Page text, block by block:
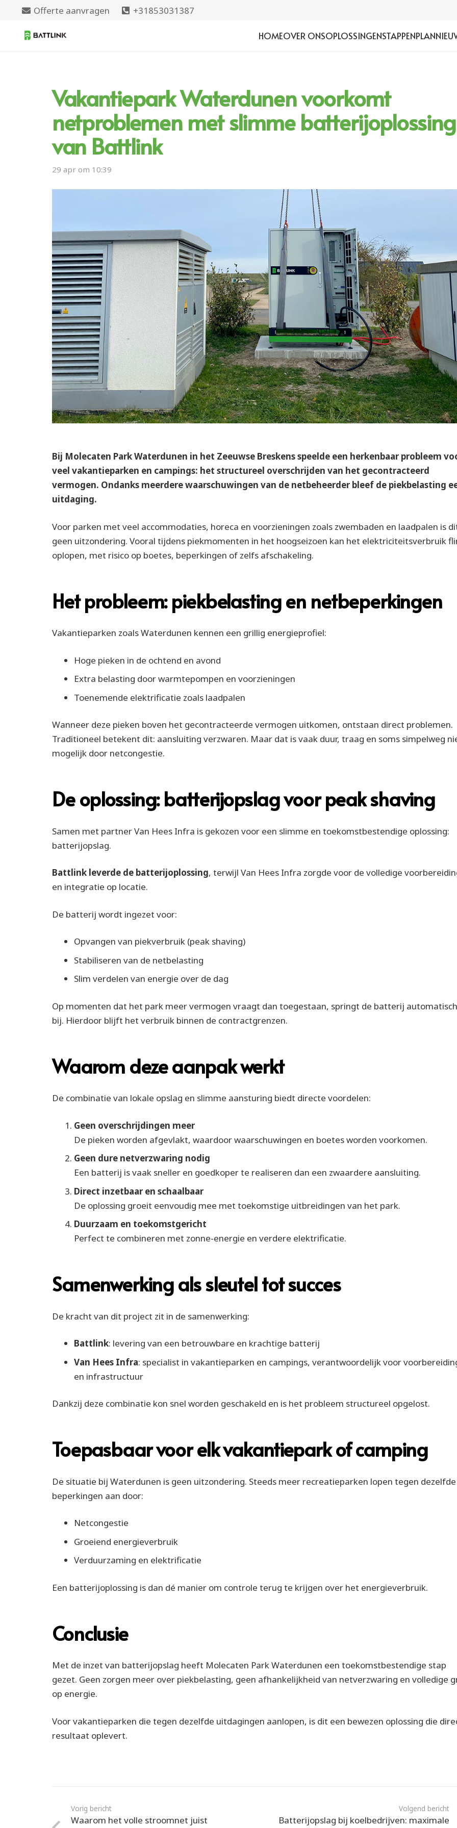
Offerte aanvragen +31853031387
HOMEOVER ONSOPLOSSINGENSTAPPENPLAN
Vakantiepark Waterdunen voorkomt
netproblemen met slimme batterijoplossing
van Battlink
29 apr om 10:39
Bij Molecaten Park Waterdunen in het Zeeuwse Breskens speelde een herkenbaar probleem
veel vakantieparken en campings: het structureel overschrijden van het gecontracteerd
vermogen. Ondanks meerdere waarschuwingen van de netbeheerder bleef de piekbelasting
uitdaging.
Voor parken met veel accommodaties, horeca en voorzieningen zoals zwembaden en laadpalen is
geen uitzondering. Vooral tijdens piekmomenten in het hoogseizoen kan het elektriciteitsverbruik
oplopen, met risico op boetes, beperkingen of zelfs afschakeling.
Het probleem: piekbelasting en netbeperkingen
Vakantieparken zoals Waterdunen kennen een grillig energieprofiel:
Hoge pieken in de ochtend en avond
Extra belasting door warmtepompen en voorzieningen
Toenemende elektrificatie zoals laadpalen
Wanneer deze pieken boven het gecontracteerde vermogen uitkomen, ontstaan direct problemen.
Traditioneel betekent dit: aansluiting verzwaren. Maar dat is vaak duur, traag en soms simpelweg
mogelijk door netcongestie.
De oplossing: batterijopslag voor peak shaving
Samen met partner Van Hees Infra is gekozen voor een slimme en toekomstbestendige oplossing:
batterijopslag.
Battlink leverde de batterijoplossing, terwijl Van Hees Infra zorgde voor de volledige
en integratie op locatie.
De batterij wordt ingezet voor:
Opvangen van piekverbruik (peak shaving)
Stabiliseren van de netbelasting
Slim verdelen van energie over de dag
Op momenten dat het park meer vermogen vraagt dan toegestaan, springt de batterij automatisch
bij. Hierdoor blijft het verbruik binnen de contractgrenzen.
Waarom deze aanpak werkt
De combinatie van lokale opslag en slimme aansturing biedt directe voordelen:
Geen overschrijdingen meer
De pieken worden afgevlakt, waardoor waarschuwingen en boetes worden voorkomen.
Geen dure netverzwaring nodig
Een batterij is vaak sneller en goedkoper te realiseren dan een zwaardere aansluiting.
Direct inzetbaar en schaalbaar
De oplossing groeit eenvoudig mee met toekomstige uitbreidingen van het park.
Duurzaam en toekomstgericht
Perfect te combineren met zonne-energie en verdere elektrificatie.
Samenwerking als sleutel tot succes
De kracht van dit project zit in de samenwerking:
Battlink: levering van een betrouwbare en krachtige batterij
Van Hees Infra: specialist in vakantieparken en campings, verantwoordelijk voor
en infrastructuur
Dankzij deze combinatie kon snel worden geschakeld en is het probleem structureel opgelost.
Toepasbaar voor elk vakantiepark of camping
De situatie bij Waterdunen is geen uitzondering. Steeds meer recreatieparken lopen tegen dezelfde
beperkingen aan door:
Netcongestie
Groeiend energieverbruik
Verduurzaming en elektrificatie
Een batterijoplossing is dan dé manier om controle terug te krijgen over het energieverbruik.
Conclusie
Met de inzet van batterijopslag heeft Molecaten Park Waterdunen een toekomstbestendige stap
gezet. Geen zorgen meer over piekbelasting, geen afhankelijkheid van netverzwaring en volledige
op energie.
Voor vakantieparken die tegen dezelfde uitdagingen aanlopen, is dit een bewezen oplossing die
resultaat oplevert.
Vorig bericht
Waarom het volle stroomnet juist
Volgend bericht
Batterijopslag bij koelbedrijven: maximale